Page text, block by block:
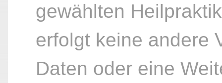
gewählten
erfolgt keine andere
Daten oder eine